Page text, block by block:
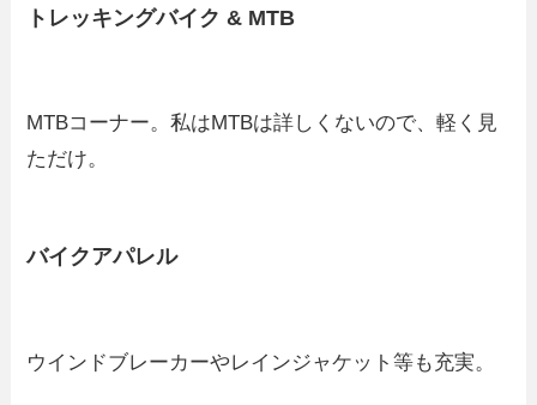
トレッキングバイク & MTB
MTBコーナー。私はMTBは詳しくないので、軽く見
ただけ。
バイクアパレル
ウインドブレーカーやレインジャケット等も充実。